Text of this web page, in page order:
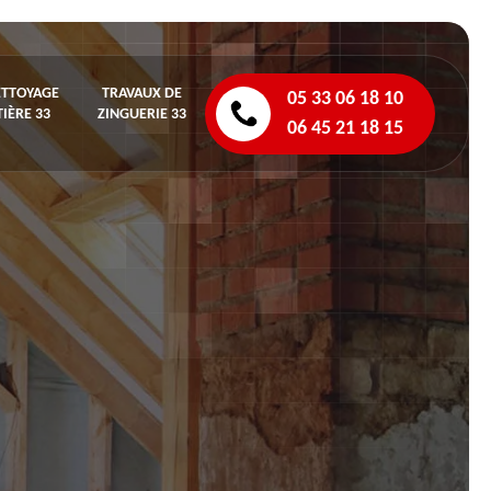
33
TRAVAUX DE
ZINGUERIE 33
05 33 06 18 10
06 45 21 18 15